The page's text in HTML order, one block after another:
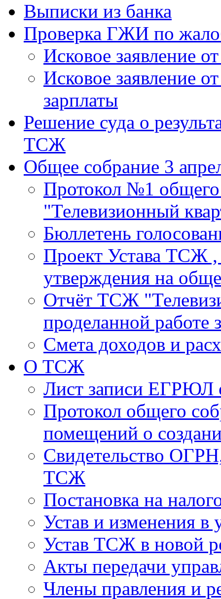
Выписки из банка
Проверка ГЖИ по
Исковое заявление
Исковое заявление
зарплаты
Решение суда о
ТСЖ
Общее собрание 3
Протокол №1
"Телевизионный
Бюллетень
Проект Устава ТСЖ
утверждения на
Отчёт ТСЖ
проделанной работе
Смета доходов и
О ТСЖ
Лист записи ЕГРЮЛ
Протокол общего
помещений о
Свидетельство
ТСЖ
Постановка на
Устав и изменения в
Устав ТСЖ в новой
Акты передачи
Члены правления и